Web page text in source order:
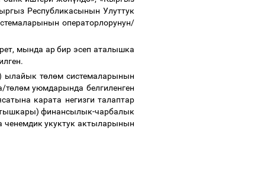
Республикасынын Улуттук
операторлорунун/
, мында ар бир эсеп аталышка
ылайык төлөм системаларынын
төлөм уюмдарында белгиленген
карата негизги талаптар
тышкары) финансылык-чарбалык
ченемдик укуктук актыларынын